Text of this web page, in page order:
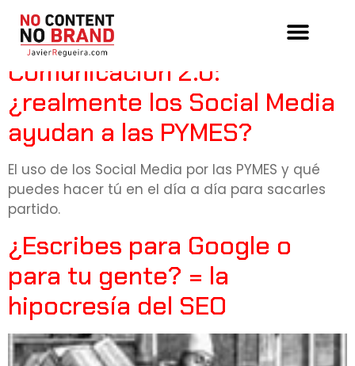
Tag:twitter
Comunicación 2.0:
¿realmente los Social Media
ayudan a las PYMES?
El uso de los Social Media por las PYMES y qué
puedes hacer tú en el día a día para sacarles
partido.
¿Escribes para Google o
para tu gente? = la
hipocresía del SEO